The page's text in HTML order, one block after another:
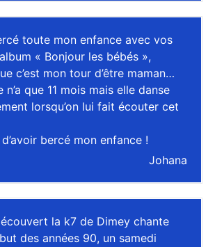
toute mon enfance avec vos
« Bonjour les bébés »,
c’est mon tour d’être maman…
que 11 mois mais elle danse
lorsqu’on lui fait écouter cet
bercé mon enfance !
Johana
la k7 de Dimey chante
des années 90, un samedi